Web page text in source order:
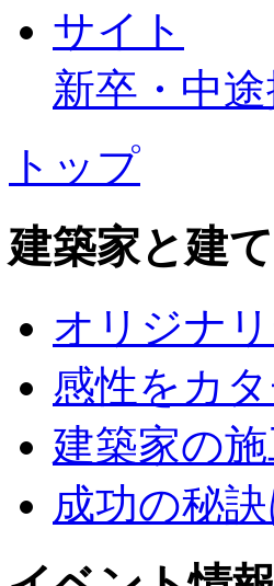
新卒・中
トップ
建築家と建
オリジナ
感性をカ
建築家の
成功の秘